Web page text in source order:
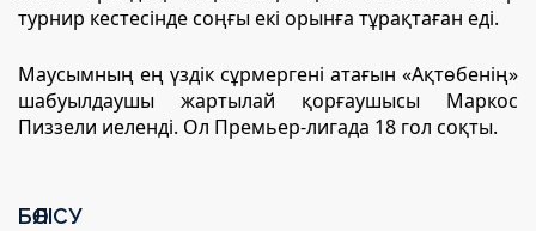
турнир кестесінде соңғы екі орынға тұрақтаған еді.
Маусымның ең үздік сұрмергені атағын «Ақтөбенің»
шабуылдаушы жартылай қорғаушысы Маркос
Пиззели иеленді. Ол Премьер-лигада 18 гол соқты.
БӨЛІСУ